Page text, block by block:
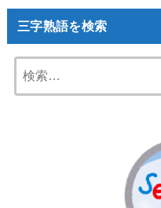
三字熟語を検索